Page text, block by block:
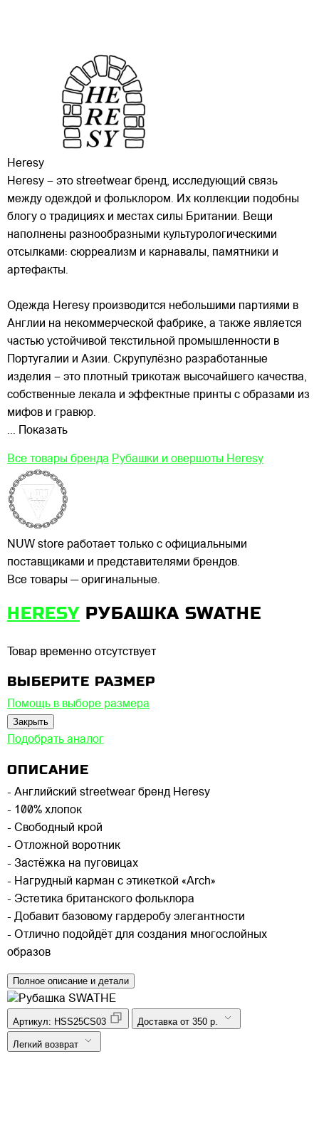
Heresy
Heresy – это streetwear бренд, исследующий связь
между одеждой и фольклором. Их коллекции подобны
блогу о традициях и местах силы Британии. Вещи
наполнены разнообразными культурологическими
отсылками: сюрреализм и карнавалы, памятники и
артефакты.
Одежда Heresy производится небольшими партиями в
Англии на некоммерческой фабрике, а также является
частью устойчивой текстильной промышленности в
Португалии и Азии. Скрупулёзно разработанные
изделия – это плотный трикотаж высочайшего качества,
собственные лекала и эффектные принты с образами из
мифов и гравюр.
... Показать
Все товары бренда Рубашки и овершоты Heresy
NUW store работает только с официальными
поставщиками и представителями брендов.
Все товары — оригинальные.
HERESY РУБАШКА SWATHE
Товар временно отсутствует
ВЫБЕРИТЕ РАЗМЕР
Помощь в выборе размера
Закрыть
Подобрать аналог
ОПИСАНИЕ
- Английский streetwear бренд Heresy
- 100% хлопок
- Свободный крой
- Отложной воротник
- Застёжка на пуговицах
- Нагрудный карман с этикеткой «Arch»
- Эстетика британского фольклора
- Добавит базовому гардеробу элегантности
- Отлично подойдёт для создания многослойных
образов
Полное описание и детали
Артикул: HSS25CS03 Доставка от 350 р.
Легкий возврат